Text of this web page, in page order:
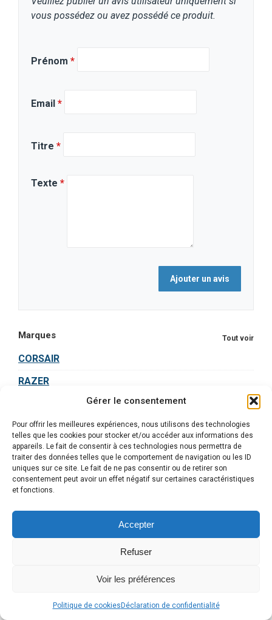
Gérer le consentement
Pour offrir les meilleures expériences, nous utilisons des technologies
telles que les cookies pour stocker et/ou accéder aux informations des
appareils. Le fait de consentir à ces technologies nous permettra de
traiter des données telles que le comportement de navigation ou les ID
uniques sur ce site. Le fait de ne pas consentir ou de retirer son
consentement peut avoir un effet négatif sur certaines caractéristiques
et fonctions.
Accepter
Refuser
Voir les préférences
Politique de cookies Déclaration de confidentialité
vous possédez ou avez possédé ce produit.
Prénom *
Email *
Titre *
Texte *
Marques Tout voir
CORSAIR
RAZER
AMD
LOGITECH G
DELL
Les Equipements les Mieux Notés